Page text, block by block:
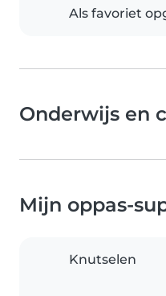
Als favoriet
Onderwijs en
Mijn oppas-
Knutselen